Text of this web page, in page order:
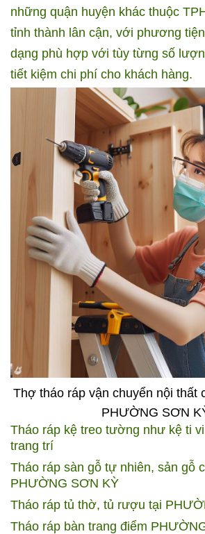
những quận huyện khác thuộc
tỉnh thành lân cận, với phương
dạng phù hợp với tùy từng số
tiết kiệm chi phí cho khách hàng.
Thợ tháo ráp vận chuyển nội thất
PHƯỜNG SƠN
Tháo ráp kệ treo tường như kệ ti
trang trí
Tháo ráp sàn gỗ tự nhiên, sản gỗ
PHƯỜNG SƠN KỲ
Tháo ráp tủ thờ, tủ rượu tại
Tháo ráp bàn trang điểm